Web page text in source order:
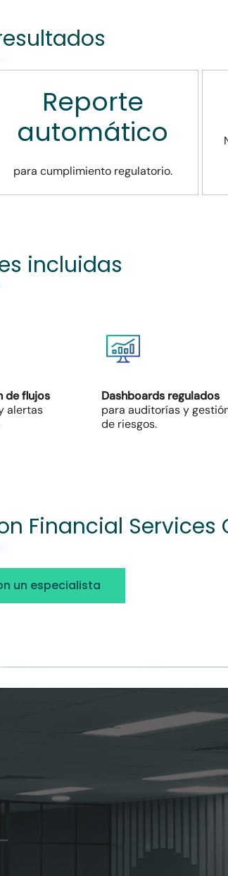
Reporte
automático
para cumplimiento regulatorio.
incluidas
de flujos
alertas
Dashboards regulados
para auditorías y
de riesgos.
Financial Services
un especialista